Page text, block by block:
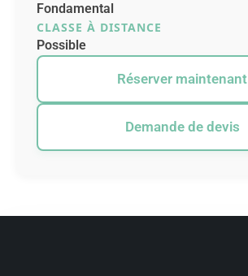
Fondamental
CLASSE À DISTANCE
Possible
Réserver maintenant
Demande de devis